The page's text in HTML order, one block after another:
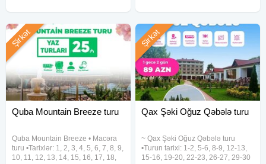
Quba Mountain Breeze turu
Quba Mountain Breeze • Macəra
turu •Tarixlər: 1, 2, 3, 4, 5, 6, 7, 8, 9,
10, 11, 12, 13, 14, 15, 16, 17, 18,
Şirkət
Qax Şəki Oğuz Qəbələ turu
~ Qax Şəki Oğuz Qəbələ turu
•Turun tarixi: 1-2, 5-6, 8-9, 12-13,
15-16, 19-20, 22-23, 26-27, 29-30
Şirkət